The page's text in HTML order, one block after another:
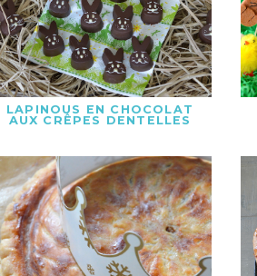
LAPINOUS EN CHOCOLAT
AUX CRÊPES DENTELLES